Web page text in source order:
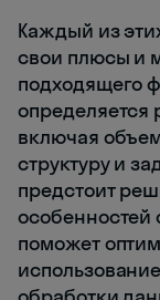
Каждый из
свои плюсы и
подходящего
определяется
включая
структуру и
предстоит
поможет